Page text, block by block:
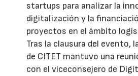
startups para analizar la
digitalización y la
proyectos en el ámbito
Tras la clausura del evento,
de CITET mantuvo una
con el viceconsejero de